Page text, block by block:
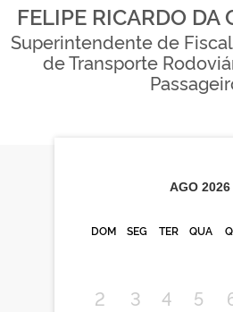
FELIPE RICARDO DA
Superintendente de
de Transporte
AGO 2026
DOM SEG TER QUA
2
3 4 5